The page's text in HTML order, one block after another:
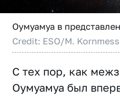
Оумуамуа в
Credit: ESO/M.
С тех пор, как
Оумуамуа был